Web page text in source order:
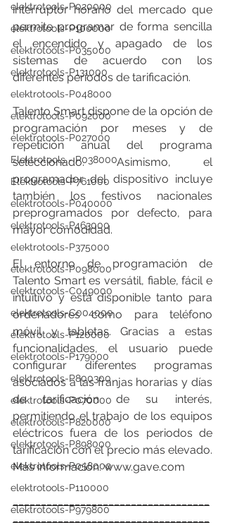
elektrotools-P020000
elektrotools-P100000
elektrotools-P035000
elektrotools-P131000
elektrotools-P048000
elektrotools-P092000
elektrotools-P027000
Elektrotools - P038000
Elektrotools-P761000
elektrotools-P040000
elektrotools-P463000
elektrotools-P375000
elektrotools-P098000
elektrotools-C049000
elektrotools-C004000
elektrotools-P120000
elektrotools-P179000
elektrotools-P800300
elektrotools-P070000
elektrotools-P820000
elektrotools-P898000
elektrotools-P058000
elektrotools-P110000
elektrotools-P979800
interruptor horario del mercado que
permite programar de forma sencilla
el encendido y apagado de los
sistemas de acuerdo con los
diferentes períodos de tarificación.
Talento Smart dispone de la opción de
programación por meses y de
repetición anual del programa
seleccionado. Asimismo, el
programador del dispositivo incluye
también los festivos nacionales
preprogramados por defecto, para
mayor comodidad.
El entorno de programación de
Talento Smart es versátil, fiable, fácil e
intuitivo y está disponible tanto para
ordenadores como para teléfono
móvil y tabletas. Gracias a estas
funcionalidades, el usuario puede
configurar diferentes programas
asociados a las franjas horarias y días
de tarificación de su interés,
permitiendo el trabajo de los equipos
eléctricos fuera de los periodos de
tarificación con el precio más elevado.
Más información: www.gave.com
___________________________________